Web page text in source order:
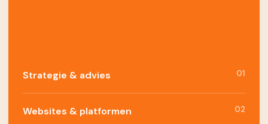
Strategie & advies 01
Websites & platformen 02